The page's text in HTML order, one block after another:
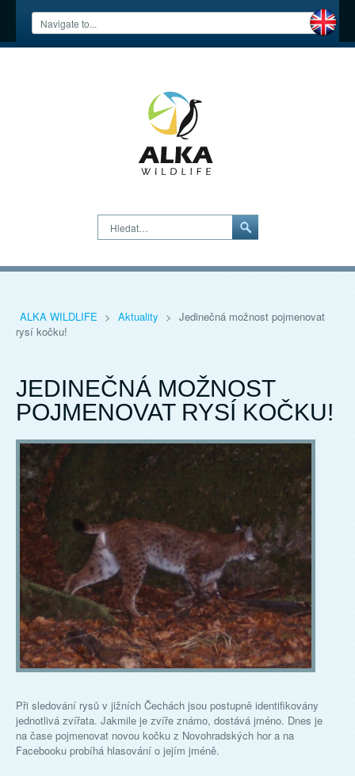
Hledat…
ALKA WILDLIFE > Aktuality > Jedinečná možnost pojmenovat
rysí kočku!
JEDINEČNÁ MOŽNOST
POJMENOVAT RYSÍ KOČKU!
Při sledování rysů v jižních Čechách jsou postupně identifikovány
jednotlivá zvířata. Jakmile je zvíře známo, dostává jméno. Dnes je
na čase pojmenovat novou kočku z Novohradských hor a na
Facebooku probíhá hlasování o jejím jméně.